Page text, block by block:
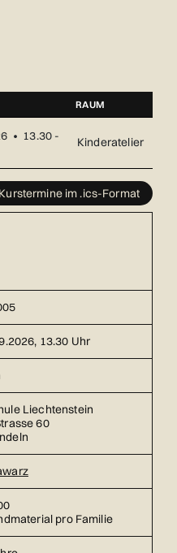
RAUM
• 13.30 -
Kinderatelier
im .ics-Format
13.30 Uhr
Liechtenstein
60
pro Familie